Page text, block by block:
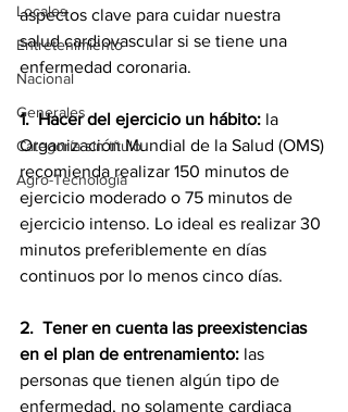
Locales
Entretenimiento
Nacional
Generales
Categoría sin título
Agro-Tecnología
aspectos clave para cuidar nuestra
salud cardiovascular si se tiene una
enfermedad coronaria.
1. Hacer del ejercicio un hábito: la
Organización Mundial de la Salud (OMS)
recomienda realizar 150 minutos de
ejercicio moderado o 75 minutos de
ejercicio intenso. Lo ideal es realizar 30
minutos preferiblemente en días
continuos por lo menos cinco días.
2. Tener en cuenta las preexistencias
en el plan de entrenamiento: las
personas que tienen algún tipo de
enfermedad, no solamente cardiaca